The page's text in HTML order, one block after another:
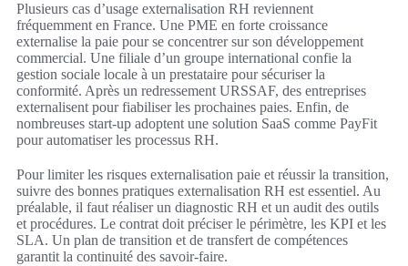
Plusieurs cas d’usage externalisation RH reviennent
fréquemment en France. Une PME en forte croissance
externalise la paie pour se concentrer sur son développement
commercial. Une filiale d’un groupe international confie la
gestion sociale locale à un prestataire pour sécuriser la
conformité. Après un redressement URSSAF, des entreprises
externalisent pour fiabiliser les prochaines paies. Enfin, de
nombreuses start-up adoptent une solution SaaS comme PayFit
pour automatiser les processus RH.
Pour limiter les risques externalisation paie et réussir la transition,
suivre des bonnes pratiques externalisation RH est essentiel. Au
préalable, il faut réaliser un diagnostic RH et un audit des outils
et procédures. Le contrat doit préciser le périmètre, les KPI et les
SLA. Un plan de transition et de transfert de compétences
garantit la continuité des savoir-faire.